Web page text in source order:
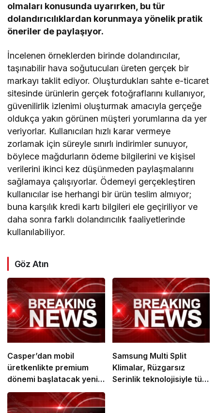
olmaları konusunda uyarırken, bu tür
dolandırıcılıklardan korunmaya yönelik pratik
öneriler de paylaşıyor.
İncelenen örneklerden birinde dolandırıcılar,
taşınabilir hava soğutucuları üreten gerçek bir
markayı taklit ediyor. Oluşturdukları sahte e-ticaret
sitesinde ürünlerin gerçek fotoğraflarını kullanıyor,
güvenilirlik izlenimi oluşturmak amacıyla gerçeğe
oldukça yakın görünen müşteri yorumlarına da yer
veriyorlar. Kullanıcıları hızlı karar vermeye
zorlamak için süreyle sınırlı indirimler sunuyor,
böylece mağdurların ödeme bilgilerini ve kişisel
verilerini ikinci kez düşünmeden paylaşmalarını
sağlamaya çalışıyorlar. Ödemeyi gerçekleştiren
kullanıcılar ise herhangi bir ürün teslim almıyor;
buna karşılık kredi kartı bilgileri ele geçiriliyor ve
daha sonra farklı dolandırıcılık faaliyetlerinde
kullanılabiliyor.
Göz Atın
Casper’dan mobil
üretkenlikte premium
dönemi başlatacak yeni
adım!
Samsung Multi Split
Klimalar, Rüzgarsız
Serinlik teknolojisiyle tüm